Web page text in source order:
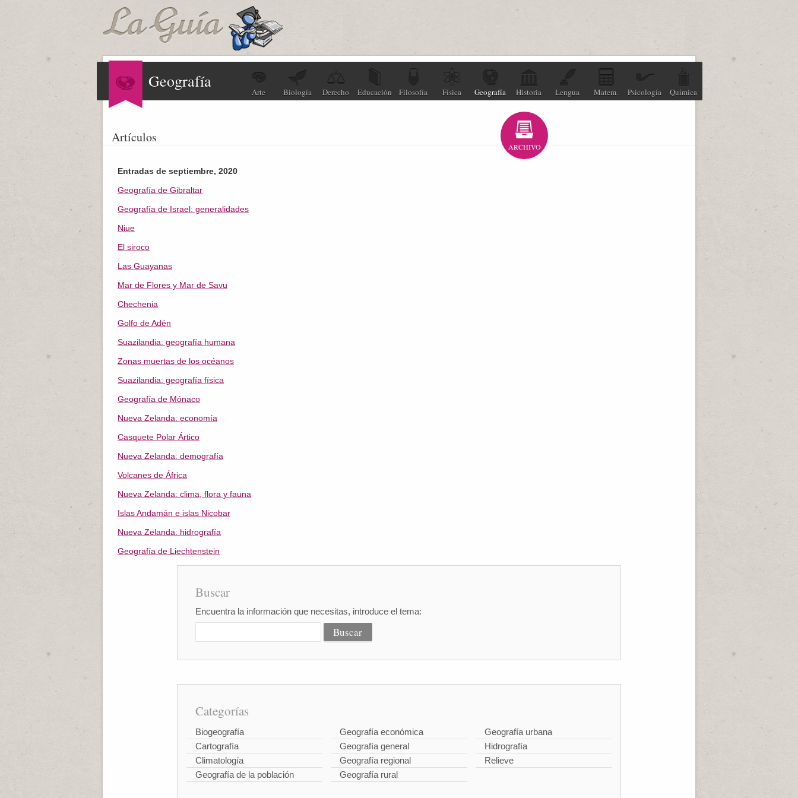
Geografía
Arte Biología Derecho Educación Filosofía Física Geografía Historia Lengua Matem. Psicología Química
Artículos
ARCHIVO
Entradas de septiembre, 2020
Geografía de Gibraltar
Geografía de Israel: generalidades
Niue
El siroco
Las Guayanas
Mar de Flores y Mar de Savu
Chechenia
Golfo de Adén
Suazilandia: geografía humana
Zonas muertas de los océanos
Suazilandia: geografía física
Geografía de Mónaco
Nueva Zelanda: economía
Casquete Polar Ártico
Nueva Zelanda: demografía
Volcanes de África
Nueva Zelanda: clima, flora y fauna
Islas Andamán e islas Nicobar
Nueva Zelanda: hidrografía
Geografía de Liechtenstein
Buscar
Encuentra la información que necesitas, introduce el tema:
Categorías
Biogeografía
Cartografía
Climatología
Geografía de la población
Geografía económica
Geografía general
Geografía regional
Geografía rural
Geografía urbana
Hidrografía
Relieve